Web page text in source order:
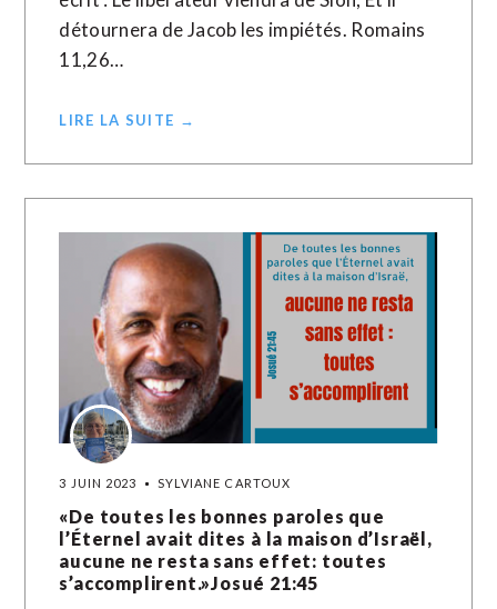
détournera de Jacob les impiétés. Romains
11,26…
LIRE LA SUITE →
3 JUIN 2023 SYLVIANE CARTOUX
«De toutes les bonnes paroles que
l’Éternel avait dites à la maison d’Israël,
aucune ne resta sans effet: toutes
s’accomplirent.»Josué‬ ‭21‬:‭45‬